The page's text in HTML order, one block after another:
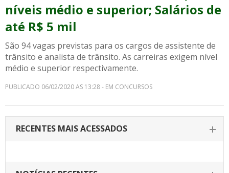
níveis médio e superior; Salários de
até R$ 5 mil
São 94 vagas previstas para os cargos de assistente de
trânsito e analista de trânsito. As carreiras exigem nível
médio e superior respectivamente.
PUBLICADO 06/02/2020 AS 13:28 - EM CONCURSOS
RECENTES MAIS ACESSADOS